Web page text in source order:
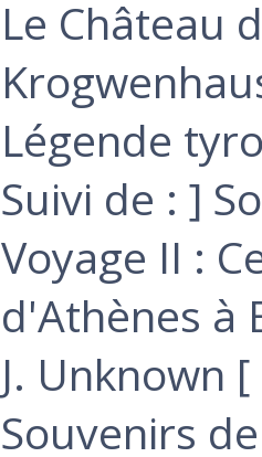
Le Château
Légende
Suivi de : ]
Voyage II :
d'Athènes à
J. Unknown
Souvenirs